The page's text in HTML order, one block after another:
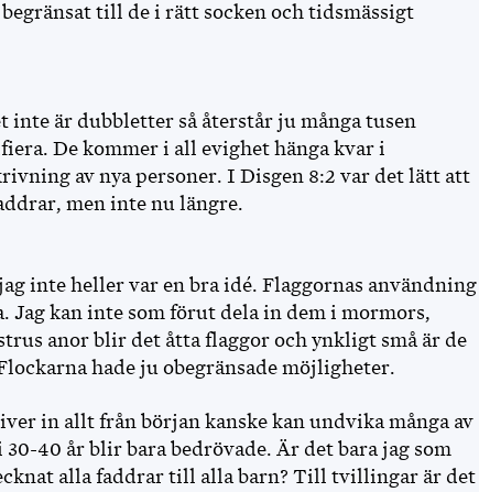
till de i rätt socken och tidsmässigt
inte är dubbletter så återstår ju många tusen
De kommer i all evighet hänga kvar i
av nya personer. I Disgen 8:2 var det lätt att
men inte nu längre.
inte heller var en bra idé. Flaggornas användning
Jag kan inte som förut dela in dem i mormors,
anor blir det åtta flaggor och ynkligt små är de
hade ju obegränsade möjligheter.
in allt från början kanske kan undvika många av
40 år blir bara bedrövade. Är det bara jag som
alla faddrar till alla barn? Till tvillingar är det